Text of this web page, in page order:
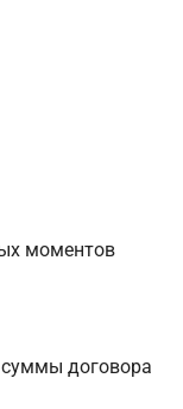
моментов
суммы договора